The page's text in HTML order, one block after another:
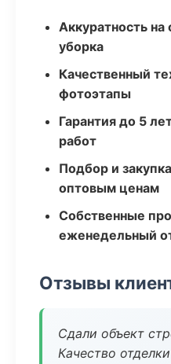
Аккуратность
уборка
Качественный
фотоэтапы
Гарантия до 5
работ
Подбор и
оптовым ценам
Собственные
еженедельный
Отзывы
Сдали объект
Качество